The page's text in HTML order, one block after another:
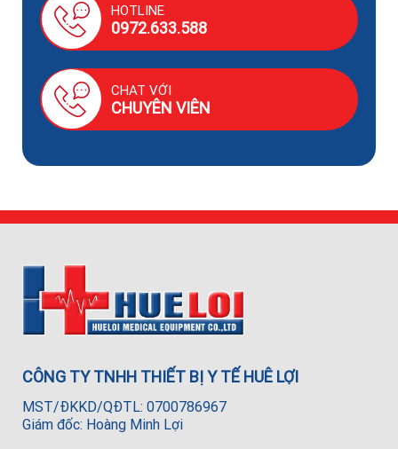
HOTLINE
0972.633.588
CHAT VỚI
CHUYÊN VIÊN
CÔNG TY TNHH THIẾT BỊ Y TẾ HUÊ LỢI
MST/ĐKKD/QĐTL: 0700786967
Giám đốc: Hoàng Minh Lợi